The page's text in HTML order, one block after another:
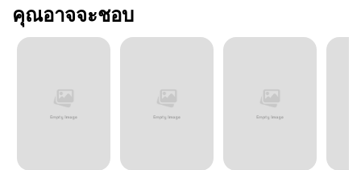
คุณอาจจะชอบ